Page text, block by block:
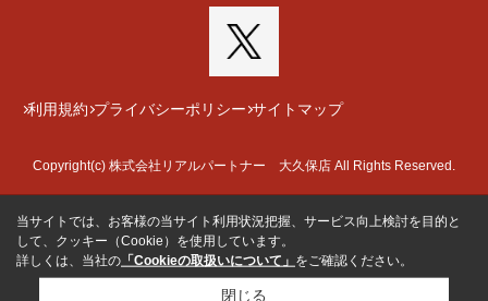
利用規約 プライバシーポリシー サイトマップ
Copyright(c) 株式会社リアルパートナー 大久保店 All Rights Reserved.
当サイトでは、お客様の当サイト利用状況把握、サービス向上検討を目的と
して、クッキー（Cookie）を使用しています。
詳しくは、当社の 「Cookieの取扱いについて」 をご確認ください。
閉じる